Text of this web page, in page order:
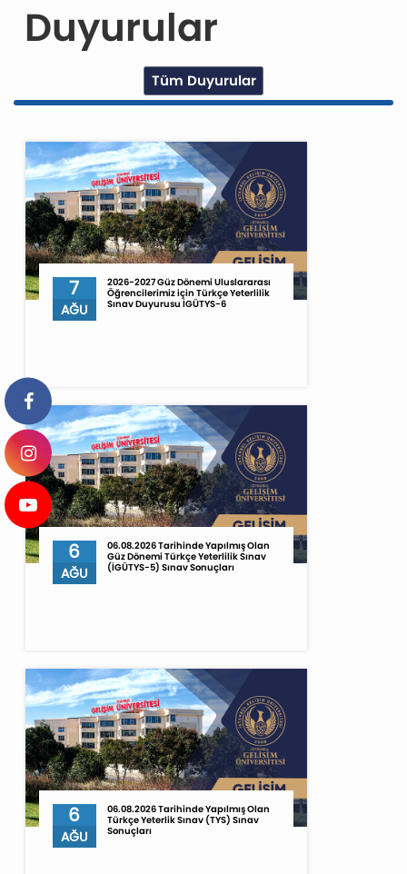
Duyurular
Tüm Duyurular
7
AĞU
2026-2027 Güz Dönemi Uluslararası
Öğrencilerimiz için Türkçe Yeterlilik
Sınav Duyurusu İGÜTYS-6
6
AĞU
06.08.2026 Tarihinde Yapılmış Olan
Güz Dönemi Türkçe Yeterlilik Sınav
(İGÜTYS-5) Sınav Sonuçları
6
AĞU
06.08.2026 Tarihinde Yapılmış Olan
Türkçe Yeterlik Sınav (TYS) Sınav
Sonuçları